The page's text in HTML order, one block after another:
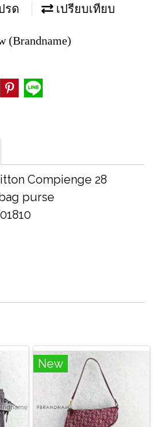
รด เปรียบเทียบ
(Brandname)
Compienge 28​
purse
New